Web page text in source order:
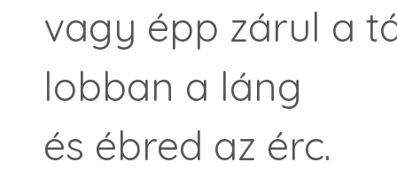
vagy épp zárul a
lobban a láng
és ébred az érc.